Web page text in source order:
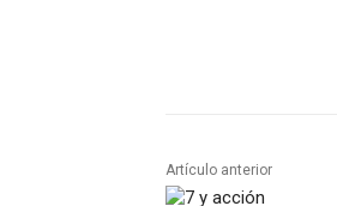
Artículo anterior